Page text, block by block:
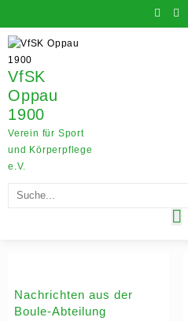
content
VfSK
Oppau
1900
Verein für Sport
und Körperpflege
e.V.
Nachrichten aus der
Boule-Abteilung